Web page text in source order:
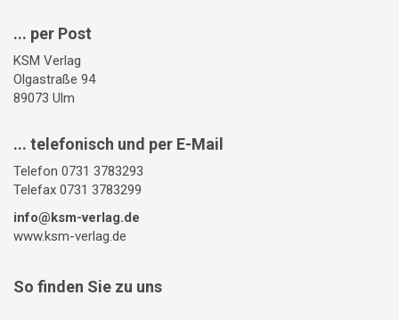
... per Post
KSM Verlag
Olgastraße 94
89073 Ulm
... telefonisch und per E-Mail
Telefon 0731 3783293
Telefax 0731 3783299
info@ksm-verlag.de
www.ksm-verlag.de
So finden Sie zu uns